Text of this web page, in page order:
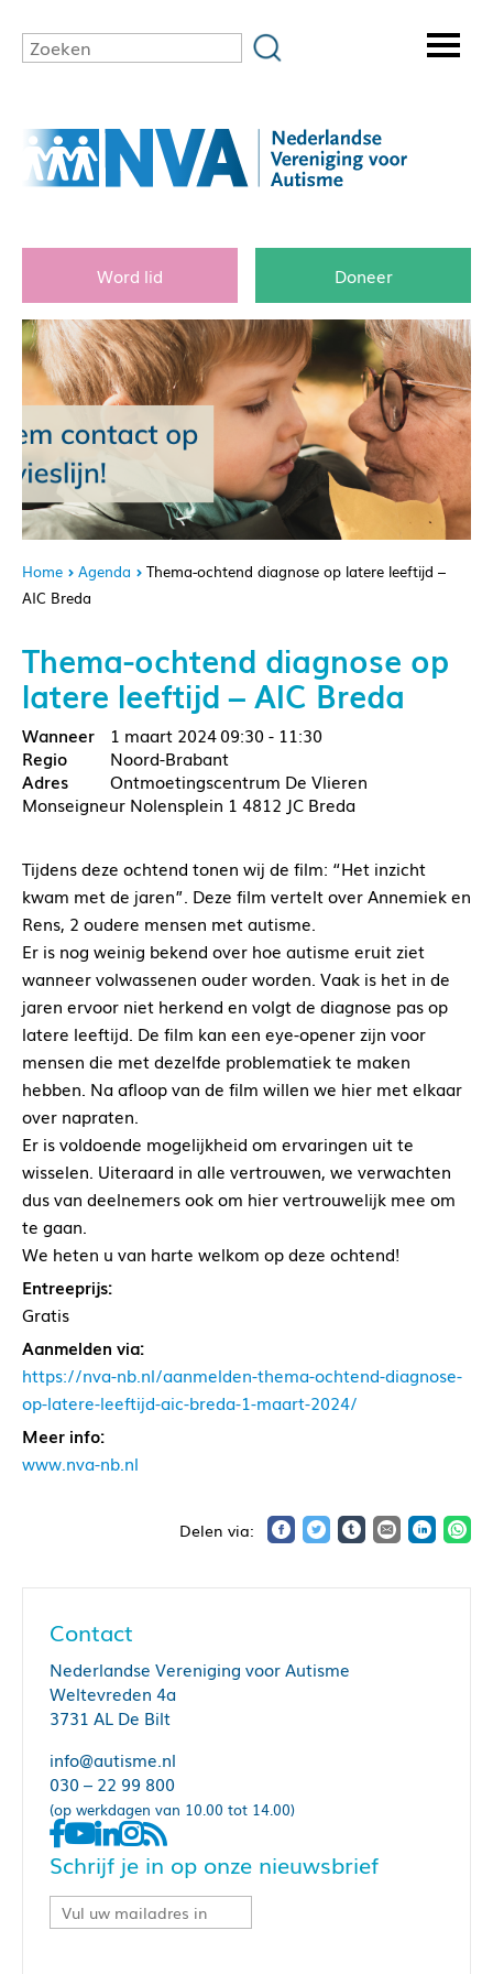
Word lid Doneer
Home Agenda
Thema-ochtend diagnose op latere leeftijd –
AIC Breda
Thema-ochtend diagnose op
latere leeftijd – AIC Breda
1 maart 202409:30 - 11:30
Noord-Brabant
Ontmoetingscentrum De Vlieren
Monseigneur Nolensplein 1 4812 JC Breda
Tijdens deze ochtend tonen wij de film: “Het inzicht
kwam met de jaren”. Deze film vertelt over Annemiek en
Rens, 2 oudere mensen met autisme.
Er is nog weinig bekend over hoe autisme eruit ziet
wanneer volwassenen ouder worden. Vaak is het in de
jaren ervoor niet herkend en volgt de diagnose pas op
latere leeftijd. De film kan een eye-opener zijn voor
mensen die met dezelfde problematiek te maken
hebben. Na afloop van de film willen we hier met elkaar
over napraten.
Er is voldoende mogelijkheid om ervaringen uit te
wisselen. Uiteraard in alle vertrouwen, we verwachten
dus van deelnemers ook om hier vertrouwelijk mee om
te gaan.
We heten u van harte welkom op deze ochtend!
Entreeprijs:
Gratis
Aanmelden via:
https://nva-nb.nl/aanmelden-thema-ochtend-diagnose-
op-latere-leeftijd-aic-breda-1-maart-2024/
Meer info:
www.nva-nb.nl
Contact
Nederlandse Vereniging voor Autisme
Weltevreden 4a
3731 AL De Bilt
info@autisme.nl
030 – 22 99 800
(op werkdagen van 10.00 tot 14.00)
Schrijf je in op onze nieuwsbrief